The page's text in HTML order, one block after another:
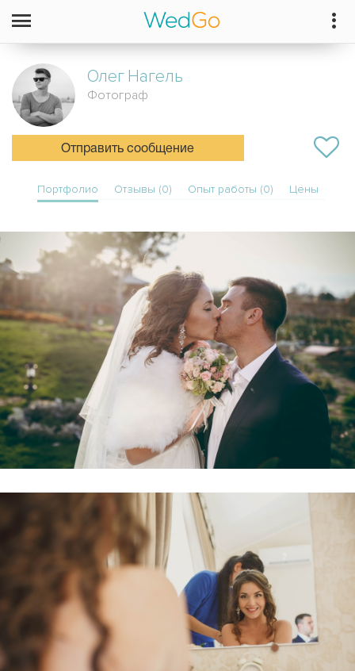
Олег Нагель
Фотограф
Отправить сообщение
Портфолио Отзывы (0) Опыт работы (0) Цены